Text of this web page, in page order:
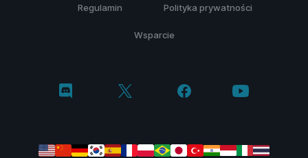
Regulamin Polityka prywatności
Wsparcie